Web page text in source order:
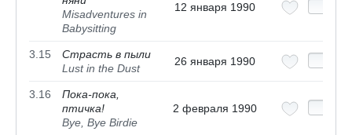
Misadventures in
Babysitting
12 января 1990
3.15
Страсть в пыли
Lust in the Dust
26 января 1990
3.16
Пока-пока,
птичка!
Bye, Bye Birdie
2 февраля 1990